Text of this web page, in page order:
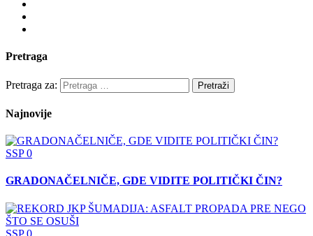
Pretraga
Pretraga za:
Najnovije
SSP0
GRADONAČELNIČE, GDE VIDITE POLITIČKI ČIN?
SSP0